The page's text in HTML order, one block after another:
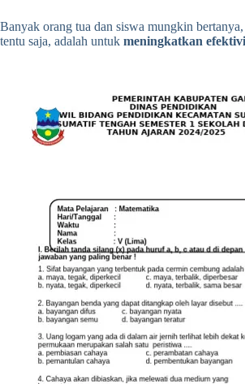
Banyak orang tua dan siswa mungkin
tentu saja, adalah untuk meningkatkan